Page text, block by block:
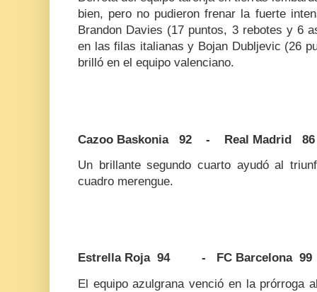
bien, pero no pudieron frenar la fuerte
Brandon Davies (17 puntos, 3 rebotes y 6
en las filas italianas y Bojan Dubljevic (26
brilló en el equipo valenciano.
Cazoo Baskonia 92 - Real Madrid 86
Un brillante segundo cuarto ayudó al
cuadro merengue.
Estrella Roja 94 - FC Barcelona 99
El equipo azulgrana venció en la prórroga